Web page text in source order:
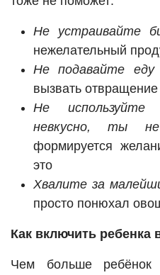
Не устраивайте
нежелательный
Не подавайте еду
вызвать
Не
невкусно, ты
формируется
это
Хвалите за
просто понюхал
Как включить ребенка
Чем больше ребёнок